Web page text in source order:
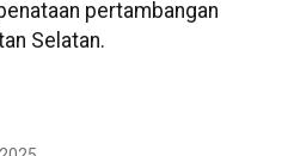
pertambangan
Selatan.